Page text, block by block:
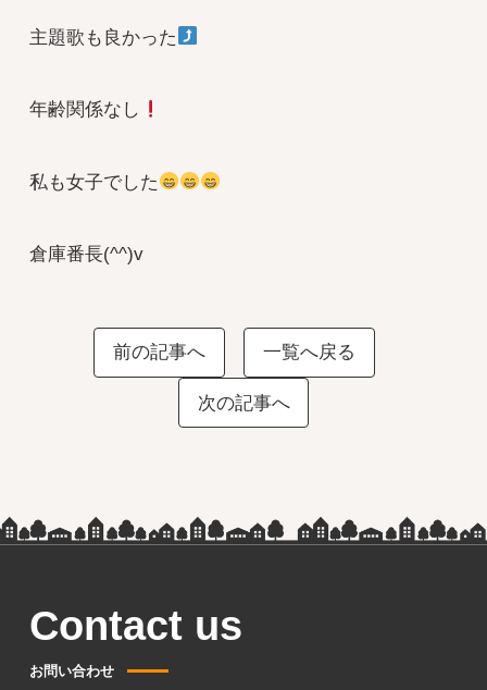
主題歌も良かった
年齢関係なし
私も女子でした
倉庫番長(^^)v
前の記事へ 一覧へ戻る
次の記事へ
Contact us
お問い合わせ